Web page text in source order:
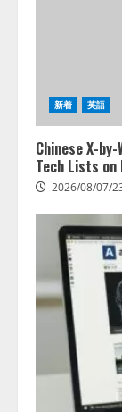
新着 英語
Chinese X-
Tech Lists on
2026/08/07/